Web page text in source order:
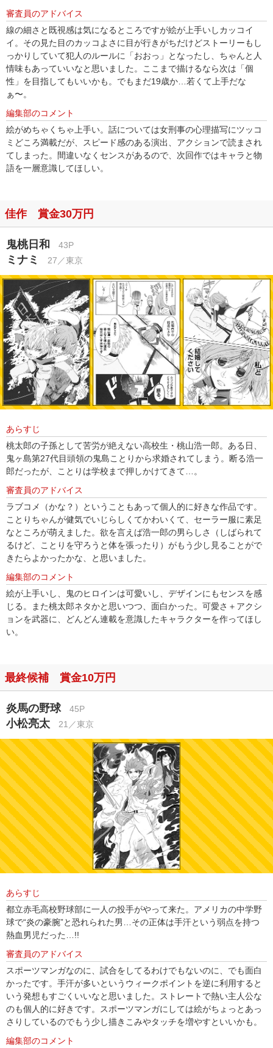
審査員のアドバイス
線の細さと既視感は気になるところですが絵が上手いしカッコイ
イ。その見た目のカッコよさに目が行きがちだけどストーリーもし
っかりしていて犯人のルールに「おおっ」となったし、ちゃんと人
情味もあっていいなと思いました。ここまで描けるなら次は「個
性」を目指してもいいかも。でもまだ19歳か…若くて上手だな
ぁ〜。
編集部のコメント
絵がめちゃくちゃ上手い。話については女刑事の心理描写にツッコ
ミどころ満載だが、スピード感のある演出、アクションで読まされ
てしまった。間違いなくセンスがあるので、次回作ではキャラと物
語を一層意識してほしい。
佳作 賞金30万円
鬼桃日和 43P
ミナミ 27／東京
あらすじ
桃太郎の子孫として苦労が絶えない高校生・桃山浩一郎。ある日、
鬼ヶ島第27代目頭領の鬼島ことりから求婚されてしまう。断る浩一
郎だったが、ことりは学校まで押しかけてきて…。
審査員のアドバイス
ラブコメ（かな？）ということもあって個人的に好きな作品です。
ことりちゃんが健気でいじらしくてかわいくて、セーラー服に素足
なところが萌えました。欲を言えば浩一郎の男らしさ（しばられて
るけど、ことりを守ろうと体を張ったり）がもう少し見ることがで
きたらよかったかな、と思いました。
編集部のコメント
絵が上手いし、鬼のヒロインは可愛いし、デザインにもセンスを感
じる。また桃太郎ネタかと思いつつ、面白かった。可愛さ＋アクシ
ョンを武器に、どんどん連載を意識したキャラクターを作ってほし
い。
最終候補 賞金10万円
炎馬の野球45P
小松亮太 21／東京
あらすじ
都立赤毛高校野球部に一人の投手がやって来た。アメリカの中学野
球で“炎の豪腕”と恐れられた男…その正体は手汗という弱点を持つ
熱血男児だった…!!
審査員のアドバイス
スポーツマンガなのに、試合をしてるわけでもないのに、でも面白
かったです。手汗が多いというウィークポイントを逆に利用すると
いう発想もすごくいいなと思いました。ストレートで熱い主人公な
のも個人的に好きです。スポーツマンガにしては絵がちょっとあっ
さりしているのでもう少し描きこみやタッチを増やすといいかも。
編集部のコメント